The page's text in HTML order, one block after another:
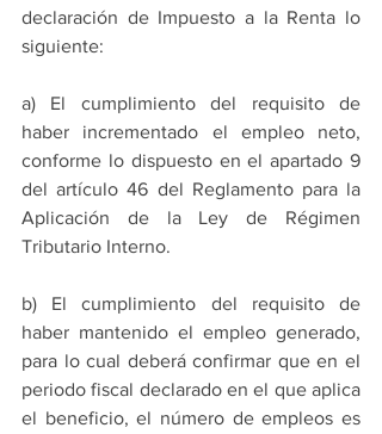
declaración de Impuesto a la Renta lo
siguiente:
a) El cumplimiento del requisito de
haber incrementado el empleo neto,
conforme lo dispuesto en el apartado 9
del artículo 46 del Reglamento para la
Aplicación de la Ley de Régimen
Tributario Interno.
b) El cumplimiento del requisito de
haber mantenido el empleo generado,
para lo cual deberá confirmar que en el
periodo fiscal declarado en el que aplica
el beneficio, el número de empleos es